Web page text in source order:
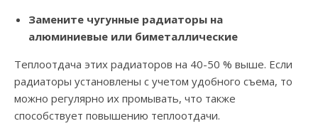
Замените чугунные радиаторы на
алюминиевые или биметаллические
Теплоотдача этих радиаторов на 40-50 % выше. Если
радиаторы установлены с учетом удобного съема, то
можно регулярно их промывать, что также
способствует повышению теплоотдачи.